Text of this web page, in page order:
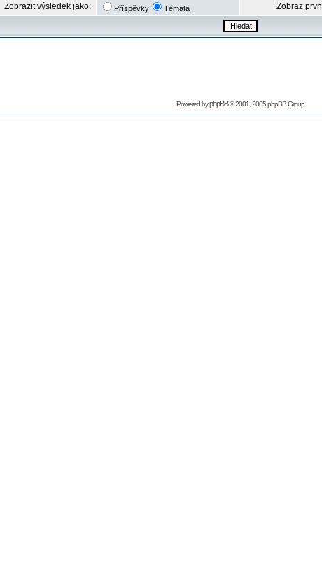
Zobrazit výsledek jako: Příspěvky Témata Zobraz
Powered byphpBB© 2001, 2005 phpBB Group